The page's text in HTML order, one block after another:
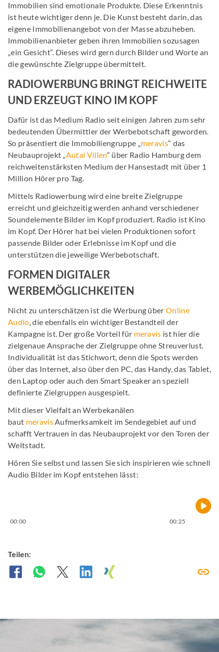
Immobilien sind emotionale Produkte. Diese Erkenntnis
ist heute wichtiger denn je. Die Kunst besteht darin, das
eigene Immobilienangebot von der Masse abzuheben.
Immobilienanbieter geben ihren Immobilien sozusagen
„ein Gesicht“. Dieses wird gern durch Bilder und Worte an
die gewünschte Zielgruppe übermittelt.
RADIOWERBUNG BRINGT REICHWEITE
UND ERZEUGT KINO IM KOPF
Dafür ist das Medium Radio seit einigen Jahren zum sehr
bedeutenden Übermittler der Werbebotschaft geworden.
So präsentiert die Immobiliengruppe „meravis“ das
Neubauprojekt „Autal Villen“ über Radio Hamburg dem
reichweitenstärksten Medium der Hansestadt mit über 1
Million Hörer pro Tag.
Mittels Radiowerbung wird eine breite Zielgruppe
erreicht und gleichzeitig werden anhand verschiedener
Soundelemente Bilder im Kopf produziert. Radio ist Kino
im Kopf. Der Hörer hat bei vielen Produktionen sofort
passende Bilder oder Erlebnisse im Kopf und die
unterstützen die jeweilige Werbebotschaft.
FORMEN DIGITALER
WERBEMÖGLICHKEITEN
Nicht zu unterschätzen ist die Werbung überOnline
Audio, die ebenfalls ein wichtiger Bestandteil der
Kampagne ist. Der große Vorteil für meravis ist hier die
zielgenaue Ansprache der Zielgruppe ohne Streuverlust.
Individualität ist das Stichwort, denn die Spots werden
über das Internet, also über den PC, das Handy, das Tablet,
den Laptop oder auch den Smart Speaker an speziell
definierte Zielgruppen ausgespielt.
Mit dieser Vielfalt an Werbekanälen
baut meravisAufmerksamkeit im Sendegebiet auf und
schafft Vertrauen in das Neubauprojekt vor den Toren der
Weltstadt.
Hören Sie selbst und lassen Sie sich inspirieren wie schnell
Audio Bilder im Kopf entstehen lässt:
00:00 00:25
Teilen: